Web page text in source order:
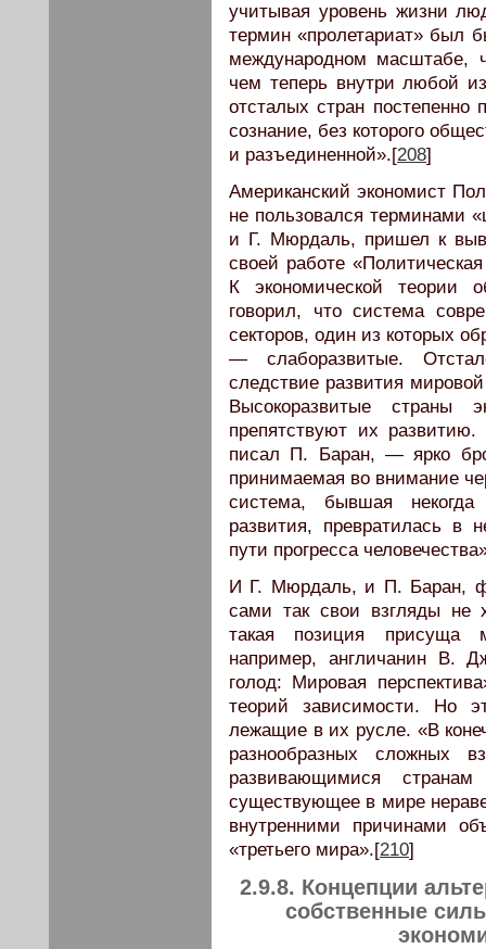
учитывая уровень жизни
термин «пролетариат» был
международном масштабе,
чем теперь внутри любой
отсталых стран постепенно
сознание, без которого
и разъединенной».[208]
Американский экономист
не пользовался терминами
и Г. Мюрдаль, пришел к
своей работе
К экономической теории
говорил, что система
секторов, один из которых
— слаборазвитые.
следствие развития
Высокоразвитые страны
препятствуют их
писал П. Баран, — ярко
принимаемая во внимание
система, бывшая некогда
развития, превратилась в
пути прогресса
И Г. Мюрдаль, и П. Баран,
сами так свои взгляды не
такая позиция присуща
например, англичанин В.
голод: Мировая
теорий зависимости. Но
лежащие в их русле. «В
разнообразных сложных
развивающимися
существующее в мире
внутренними причинами
«третьего мира».[210]
2.9.8. Концепции
собственные